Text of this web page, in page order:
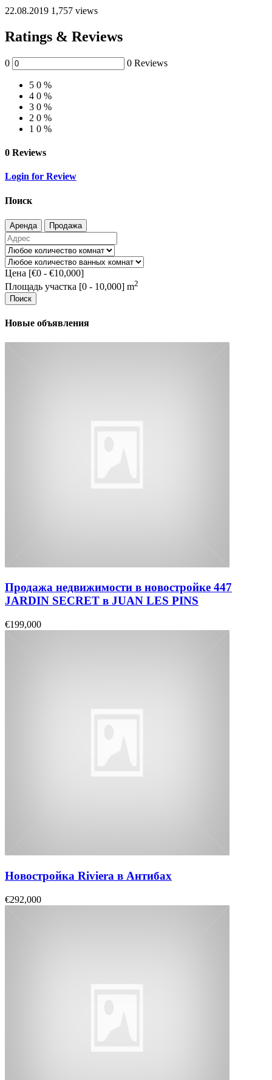
22.08.2019 1,757 views
Ratings & Reviews
0 0 Reviews
5 0 %
4 0 %
3 0 %
2 0 %
1 0 %
0 Reviews
Login for Review
Поиск
Аренда Продажа
Цена [€0 - €10,000]
Площадь участка [0 - 10,000] m2
Поиск
Новые объявления
Продажа недвижимости в новостройке 447
JARDIN SECRET в JUAN LES PINS
€199,000
Новостройка Riviera в Антибах
€292,000